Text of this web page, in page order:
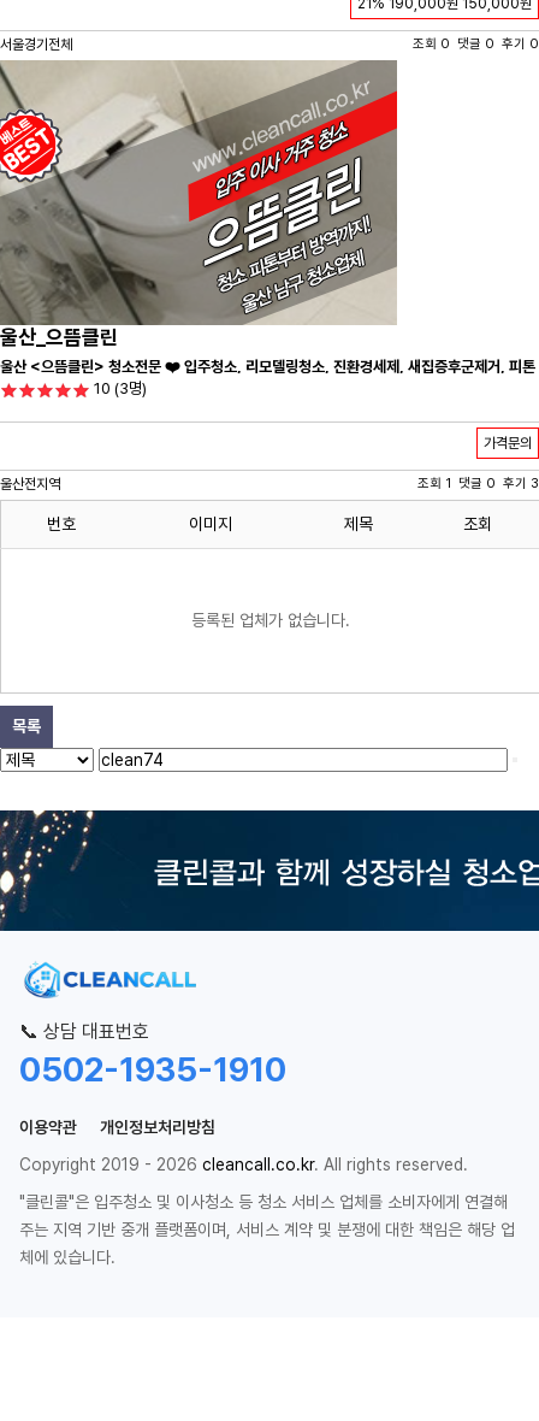
21% 190,000원 150,000원
서울경기전체 조회 0 댓글 0 후기 0
울산_으뜸클린
울산 <으뜸클린> 청소전문 ❤️ 입주청소, 리모델링청소, 진환경세제, 새집증후군제거, 피톤
치드시공 전문 청소 업체 ❤️
10 (3명)
가격문의
울산전지역 조회 1 댓글 0 후기 3
번호 이미지 제목 조회
등록된 업체가 없습니다.
목록
📞 상담 대표번호
0502-1935-1910
이용약관
개인정보처리방침
Copyright 2019 - 2026 cleancall.co.kr. All rights reserved.
"클린콜"은 입주청소 및 이사청소 등 청소 서비스 업체를 소비자에게 연결해
주는 지역 기반 중개 플랫폼이며, 서비스 계약 및 분쟁에 대한 책임은 해당 업
체에 있습니다.